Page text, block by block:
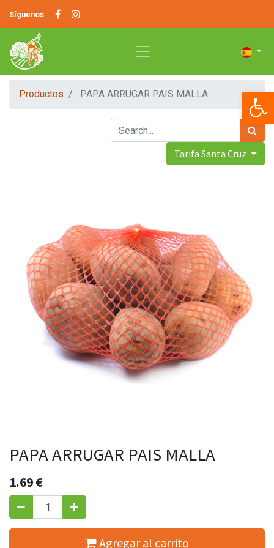
Síguenos
Productos PAPA ARRUGAR PAIS MALLA
Tarifa Santa Cruz
PAPA ARRUGAR PAIS MALLA
1.69€
Agregar al carrito